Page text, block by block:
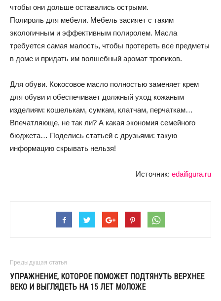
чтобы они дольше оставались острыми.
Полироль для мебели. Мебель засияет с таким
экологичным и эффективным полиролем. Масла
требуется самая малость, чтобы протереть все предметы
в доме и придать им волшебный аромат тропиков.
Для обуви. Кокосовое масло полностью заменяет крем
для обуви и обеспечивает должный уход кожаным
изделиям: кошелькам, сумкам, клатчам, перчаткам…
Впечатляюще, не так ли? А какая экономия семейного
бюджета… Поделись статьей с друзьями: такую
информацию скрывать нельзя!
Источник: edaifigura.ru
Предыдущая статья
УПРАЖНЕНИЕ, КОТОРОЕ ПОМОЖЕТ ПОДТЯНУТЬ ВЕРХНЕЕ
ВЕКО И ВЫГЛЯДЕТЬ НА 15 ЛЕТ МОЛОЖЕ